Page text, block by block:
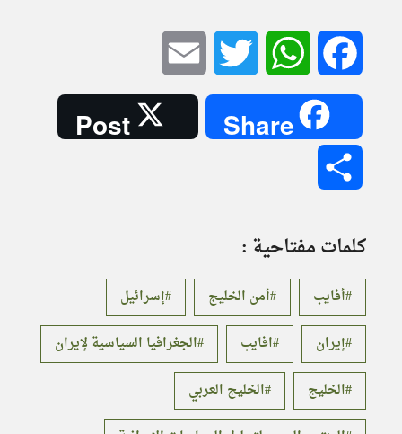
Facebook
WhatsApp
Twitter
Share
Post
كلمات مفتاحية :
أفايب أمن الخليج
إسرائيل
إيران
افايب
الجغرافيا السياسية لإيران
الخليج
الخليج العربي